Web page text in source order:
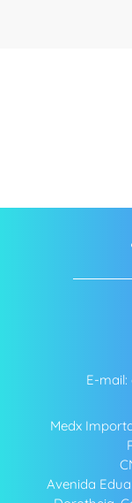
E-
Medx
Avenida